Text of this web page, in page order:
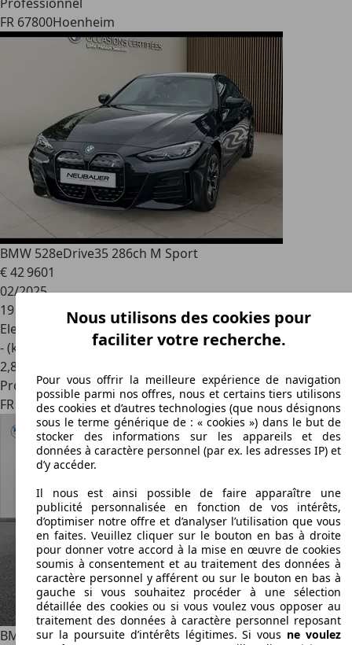
FR 67800Hoenheim
BMW 528eDrive35 286ch M Sport
€ 42 9601
02/2025
19 500 km
Electrique
- (kWh/100 km)
2,8
Professionnel
FR 78370Plaisir
BMW 528 eDrive35 286ch
Nous utilisons des cookies pour
faciliter votre recherche.
Pour vous offrir la meilleure expérience de navigation
possible parmi nos offres, nous et certains tiers utilisons
des cookies et d’autres technologies (que nous désignons
sous le terme générique de : « cookies ») dans le but de
stocker des informations sur les appareils et des
données à caractère personnel (par ex. les adresses IP) et
d’y accéder.
Il nous est ainsi possible de faire apparaître une
publicité personnalisée en fonction de vos intérêts,
d’optimiser notre offre et d’analyser l’utilisation que vous
en faites. Veuillez cliquer sur le bouton en bas à droite
pour donner votre accord à la mise en œuvre de cookies
soumis à consentement et au traitement des données à
caractère personnel y afférent ou sur le bouton en bas à
gauche si vous souhaitez procéder à une sélection
détaillée des cookies ou si vous voulez vous opposer au
traitement des données à caractère personnel reposant
sur la poursuite d’intérêts légitimes. Si vous ne voulez